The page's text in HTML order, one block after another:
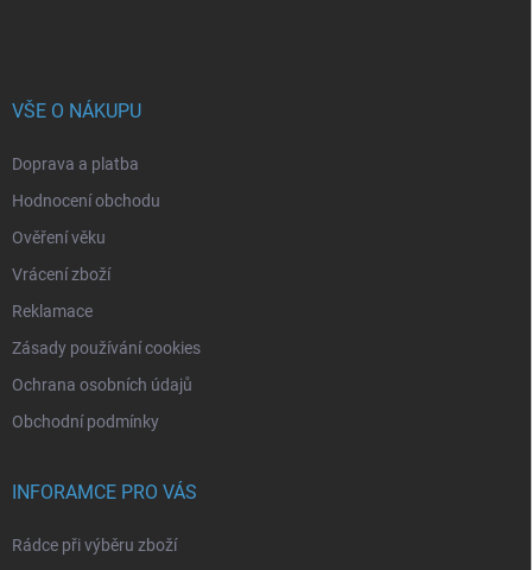
VŠE O NÁKUPU
Doprava a platba
Hodnocení obchodu
Ověření věku
Vrácení zboží
Reklamace
Zásady používání cookies
Ochrana osobních údajů
Obchodní podmínky
INFORAMCE PRO VÁS
Rádce při výběru zboží